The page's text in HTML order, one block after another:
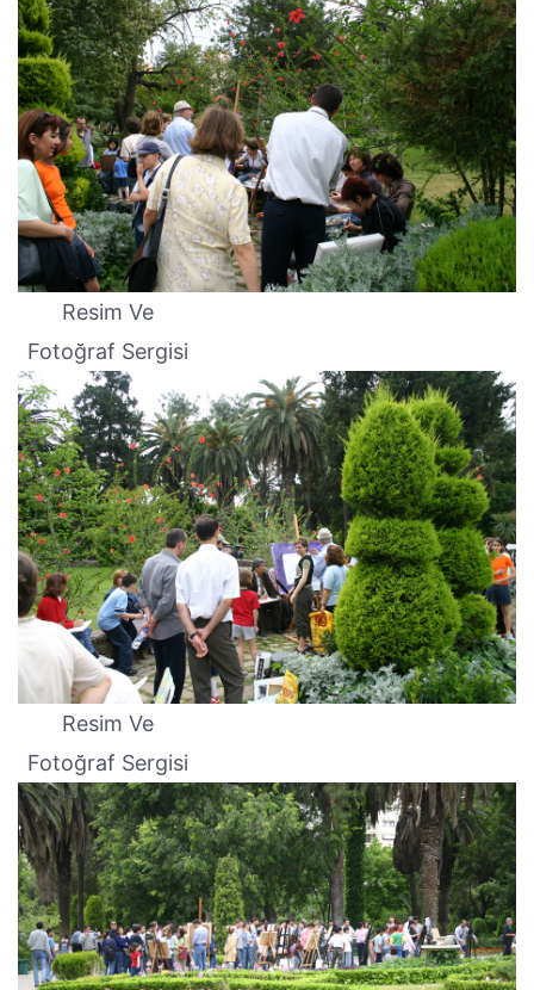
Resim Ve
Fotoğraf Sergisi
Resim Ve
Fotoğraf Sergisi